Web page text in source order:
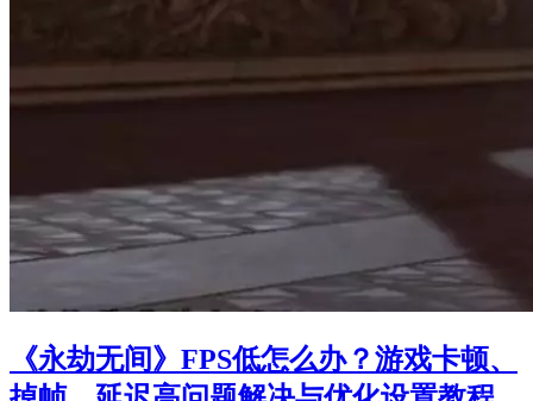
《永劫无间》FPS低怎么办？游戏卡顿、